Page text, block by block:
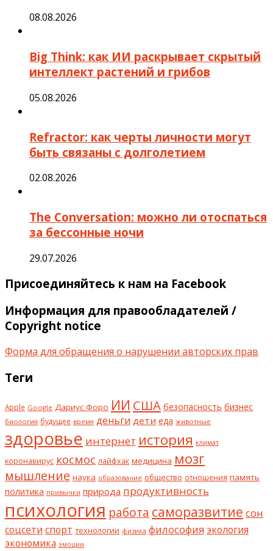
08.08.2026
Big Think: как ИИ раскрывает скрытый
интеллект растений и грибов
05.08.2026
Refractor: как черты личности могут
быть связаны с долголетием
02.08.2026
The Conversation: можно ли отоспаться
за бессонные ночи
29.07.2026
Присоединяйтесь к нам на Facebook
Информация для правообладателей /
Copyright notice
Форма для обращения о нарушении авторских прав
Теги
Apple Google Дариус Форо ИИ США безопасность бизнес
биология будущее время деньги дети еда животные
здоровье интернет история климат
коронавирус космос лайфхак медицина мозг
мышление наука образование общество отношения память
политика привычки природа продуктивность
психология работа саморазвитие сон
соцсети спорт технологии физика философия экология
экономика эмоции